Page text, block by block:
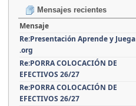
Mensajes recientes
Mensaje
Re:Presentación Aprende y Juega
.org
Re:PORRA COLOCACIÓN DE
EFECTIVOS 26/27
Re:PORRA COLOCACIÓN DE
EFECTIVOS 26/27